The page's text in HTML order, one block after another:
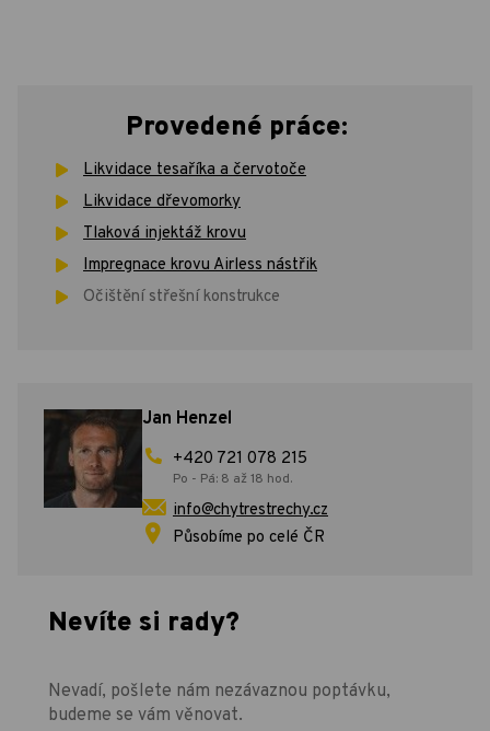
Provedené práce:
Likvidace tesaříka a červotoče
Likvidace dřevomorky
Tlaková injektáž krovu
Impregnace krovu Airless nástřik
Očištění střešní konstrukce
Jan Henzel
+420 721 078 215
Po - Pá: 8 až 18 hod.
info@chytrestrechy.cz
Působíme po celé ČR
Nevíte si rady?
Nevadí, pošlete nám nezávaznou poptávku,
budeme se vám věnovat.